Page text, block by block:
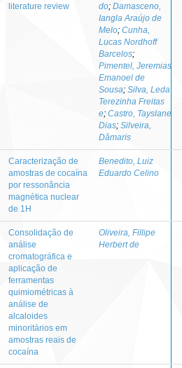
literature review
do; Damasceno,
Iangla Araújo de
Melo; Cunha,
Lucas Nordhoff
Barcelos;
Pimentel, Jeremias
Emanoel de
Sousa; Silva, Leda
Terezinha Freitas
e; Castro, Tayslane
Dias; Silveira,
Dâmaris
Caracterização de
amostras de cocaína
por ressonância
magnética nuclear
de 1H
Benedito, Luiz
Eduardo Celino
Consolidação de
análise
cromatográfica e
aplicação de
ferramentas
quimiométricas à
análise de
alcaloides
minoritários em
amostras reais de
cocaína
Oliveira, Fillipe
Herbert de